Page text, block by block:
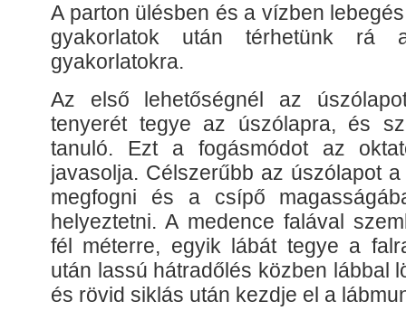
A parton ülésben és a vízben
gyakorlatok után térhetünk rá
gyakorlatokra.
Az első lehetőségnél az
tenyerét tegye az úszólapra, és
tanuló. Ezt a fogásmódot az
javasolja. Célszerűbb az úszólapot
megfogni és a csípő
helyeztetni. A medence falával
fél méterre, egyik lábát tegye a
után lassú hátradőlés közben lábbal
és rövid siklás után kezdje el a